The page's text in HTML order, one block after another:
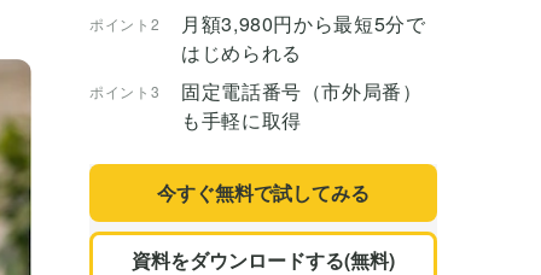
ポイント2
月額3,980円から最短5分で
はじめられる
ポイント3
固定電話番号（市外局番）
も手軽に取得
今すぐ無料で試してみる
資料をダウンロードする(無料)